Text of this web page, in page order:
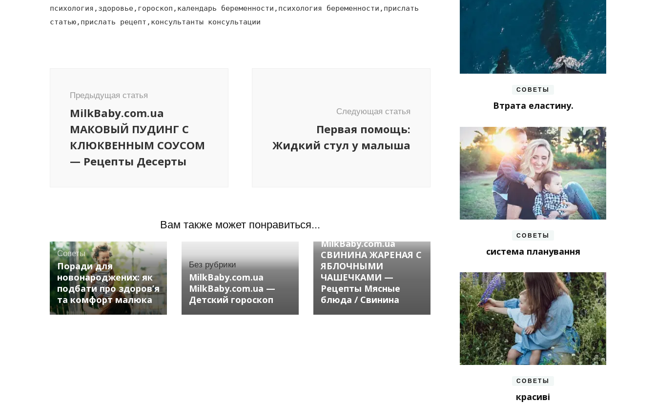
психология,здоровье,гороскоп,календарь беременности,психология беременности,прислать
статью,прислать рецепт,консультанты консультации
записям
Предыдущая статья
MilkBaby.com.ua
МАКОВЫЙ ПУДИНГ С
КЛЮКВЕННЫМ СОУСОМ
— Рецепты Десерты
Следующая статья
Первая помощь:
Жидкий стул у малыша
Вам также может понравиться...
Советы
Поради для
новонароджених: як
подбати про здоров’я
та комфорт малюка
Без рубрики
MilkBaby.com.ua
MilkBaby.com.ua —
Детский гороскоп
MilkBaby.com.ua
СВИНИНА ЖАРЕНАЯ С
ЯБЛОЧНЫМИ
ЧАШЕЧКАМИ —
Рецепты Мясные
блюда / Свинина
СОВЕТЫ
Втрата еластину.
СОВЕТЫ
система планування
СОВЕТЫ
красиві